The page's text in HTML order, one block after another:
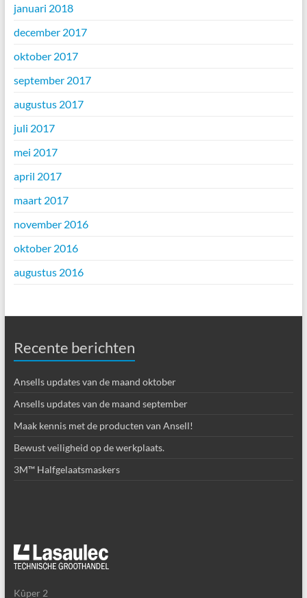
januari 2018
december 2017
oktober 2017
september 2017
augustus 2017
juli 2017
mei 2017
april 2017
maart 2017
november 2016
oktober 2016
augustus 2016
Recente berichten
Ansells updates van de maand oktober
Ansells updates van de maand september
Maak kennis met de producten van Ansell!
Bewust veiligheid op de werkplaats.
3M™ Halfgelaatsmaskers
Kûper 2